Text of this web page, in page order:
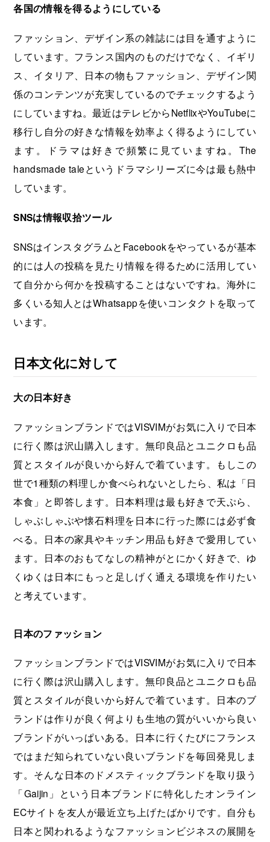
各国の情報を得るようにしている
ファッション、デザイン系の雑誌には目を通すように
しています。フランス国内のものだけでなく、イギリ
ス、イタリア、日本の物もファッション、デザイン関
係のコンテンツが充実しているのでチェックするよう
にしていますね。最近はテレビからNetflixやYouTubeに
移行し自分の好きな情報を効率よく得るようにしてい
ます。ドラマは好きで頻繁に見ていますね。The
handsmade taleというドラマシリーズに今は最も熱中
しています。
SNSは情報収拾ツール
SNSはインスタグラムとFacebookをやっているが基本
的には人の投稿を見たり情報を得るために活用してい
て自分から何かを投稿することはないですね。海外に
多くいる知人とはWhatsappを使いコンタクトを取って
います。
日本文化に対して
大の日本好き
ファッションブランドではVISVIMがお気に入りで日本
に行く際は沢山購入します。無印良品とユニクロも品
質とスタイルが良いから好んで着ています。もしこの
世で1種類の料理しか食べられないとしたら、私は「日
本食」と即答します。日本料理は最も好きで天ぷら、
しゃぶしゃぶや懐石料理を日本に行った際には必ず食
べる。日本の家具やキッチン用品も好きで愛用してい
ます。日本のおもてなしの精神がとにかく好きで、ゆ
くゆくは日本にもっと足しげく通える環境を作りたい
と考えています。
日本のファッション
ファッションブランドではVISVIMがお気に入りで日本
に行く際は沢山購入します。無印良品とユニクロも品
質とスタイルが良いから好んで着ています。日本のブ
ランドは作りが良く何よりも生地の質がいいから良い
ブランドがいっぱいある。日本に行くたびにフランス
ではまだ知られていない良いブランドを毎回発見しま
す。そんな日本のドメスティックブランドを取り扱う
「Gaijin」という日本ブランドに特化したオンライン
ECサイトを友人が最近立ち上げたばかりです。自分も
日本と関われるようなファッションビジネスの展開を